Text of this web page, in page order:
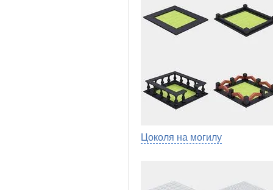
Цоколя на могилу